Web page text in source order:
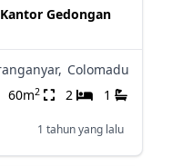
Gedongan
Colomadu
60m2 2 1
1 tahun yang lalu